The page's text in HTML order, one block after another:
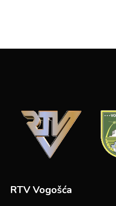
RTV Vogošća